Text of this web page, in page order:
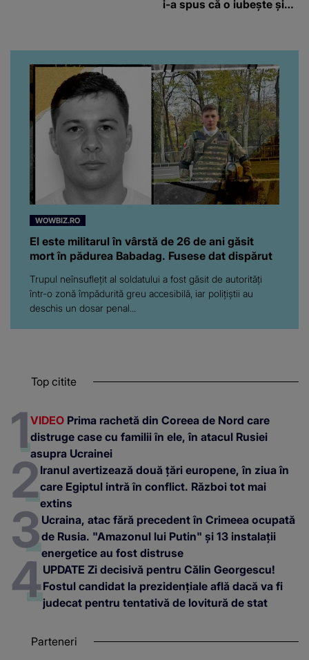
i-a spus că o iubește și
“Am suflet mare. Eu am
ajutat-o.”
WOWBIZ.RO
El este militarul în vârstă de 26 de ani găsit
mort în pădurea Babadag. Fusese dat dispărut
Trupul neînsuflețit al soldatului a fost găsit de autorități
într-o zonă împădurită greu accesibilă, iar polițiștii au
deschis un dosar penal...
Top citite
VIDEO Prima rachetă din Coreea de Nord care
distruge case cu familii în ele, în atacul Rusiei
asupra Ucrainei
Iranul avertizează două țări europene, în ziua în
care Egiptul intră în conflict. Război tot mai
extins
Ucraina, atac fără precedent în Crimeea ocupată
de Rusia. "Amazonul lui Putin" și 13 instalații
energetice au fost distruse
UPDATE Zi decisivă pentru Călin Georgescu!
Fostul candidat la prezidențiale află dacă va fi
judecat pentru tentativă de lovitură de stat
Parteneri